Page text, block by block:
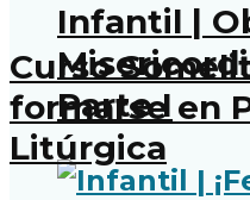
Infantil |
Parte I
Curso
formarse en
Litúrgica